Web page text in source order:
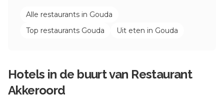
Alle restaurants in Gouda
Top restaurants Gouda Uit eten in Gouda
Hotels in de buurt van Restaurant
Akkeroord